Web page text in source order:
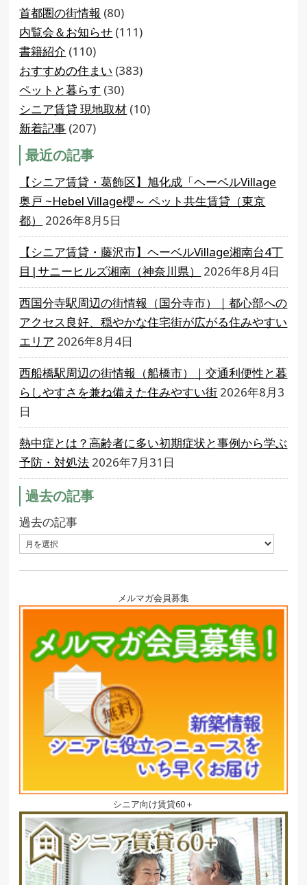
首都圏の街情報 (80)
内覧会＆お知らせ (111)
書籍紹介 (110)
おすすめの住まい (383)
ペットと暮らす (30)
シニア賃貸 現地取材 (10)
新着記事 (207)
最近の記事
【シニア賃貸・葛飾区】旭化成「ヘーベルVillage
奥戸 ~Hebel Village櫻～ ペット共生賃貸（東京
都）
2026年8月5日
【シニア賃貸・藤沢市】ヘーベルVillage湘南台4丁
目|サニーヒルズ湘南（神奈川県）
2026年8月4日
西国分寺駅周辺の街情報（国分寺市）｜都心部への
アクセス良好、穏やかな住宅街が広がる住みやすい
エリア 2026年8月4日
西船橋駅周辺の街情報（船橋市）｜交通利便性と暮
らしやすさを兼ね備えた住みやすい街 2026年8月3
日
熱中症とは？高齢者に多い初期症状と事例から学ぶ
予防・対処法 2026年7月31日
過去の記事
過去の記事
メルマガ会員募集
シニア向け賃貸60＋